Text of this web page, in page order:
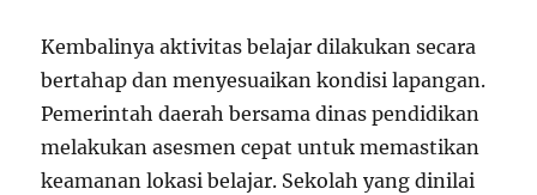
Kembalinya aktivitas belajar dilakukan secara
bertahap dan menyesuaikan kondisi lapangan.
Pemerintah daerah bersama dinas pendidikan
melakukan asesmen cepat untuk memastikan
keamanan lokasi belajar. Sekolah yang dinilai